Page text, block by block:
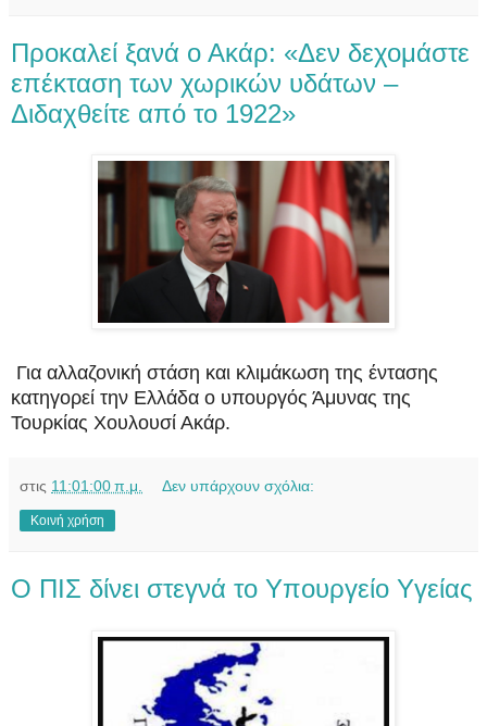
Προκαλεί ξανά ο Ακάρ: «Δεν δεχομάστε
επέκταση των χωρικών υδάτων –
Διδαχθείτε από το 1922»
Για αλλαζονική στάση και κλιμάκωση της έντασης
κατηγορεί την Ελλάδα ο υπουργός Άμυνας της
Τουρκίας Χουλουσί Ακάρ.
στις 11:01:00 π.μ. Δεν υπάρχουν σχόλια:
Κοινή χρήση
Ο ΠΙΣ δίνει στεγνά τo Yπουργείο Yγείας